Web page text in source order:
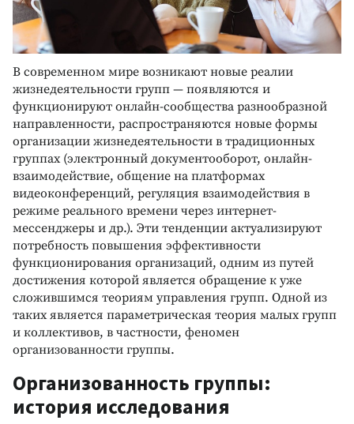
В современном мире возникают новые реалии
жизнедеятельности групп — появляются и
функционируют онлайн-сообщества разнообразной
направленности, распространяются новые формы
организации жизнедеятельности в традиционных
группах (электронный документооборот, онлайн-
взаимодействие, общение на платформах
видеоконференций, регуляция взаимодействия в
режиме реального времени через интернет-
мессенджеры и др.). Эти тенденции актуализируют
потребность повышения эффективности
функционирования организаций, одним из путей
достижения которой является обращение к уже
сложившимся теориям управления групп. Одной из
таких является параметрическая теория малых групп
и коллективов, в частности, феномен
организованности группы.
Организованность группы:
история исследования